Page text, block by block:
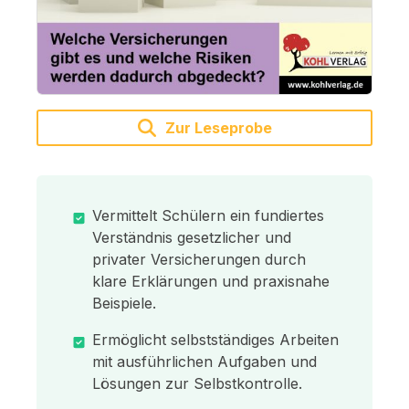
Zur Leseprobe
Vermittelt Schülern ein fundiertes
Verständnis gesetzlicher und
privater Versicherungen durch
klare Erklärungen und praxisnahe
Beispiele.
Ermöglicht selbstständiges Arbeiten
mit ausführlichen Aufgaben und
Lösungen zur Selbstkontrolle.